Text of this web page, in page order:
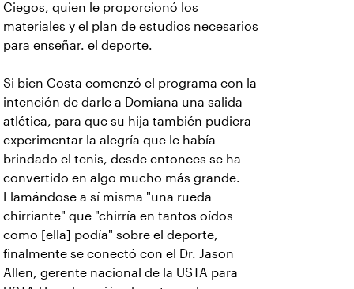
Ciegos, quien le proporcionó los
materiales y el plan de estudios necesarios
para enseñar. el deporte.
Si bien Costa comenzó el programa con la
intención de darle a Domiana una salida
atlética, para que su hija también pudiera
experimentar la alegría que le había
brindado el tenis, desde entonces se ha
convertido en algo mucho más grande.
Llamándose a sí misma "una rueda
chirriante" que "chirría en tantos oídos
como [ella] podía" sobre el deporte,
finalmente se conectó con el Dr. Jason
Allen, gerente nacional de la USTA para